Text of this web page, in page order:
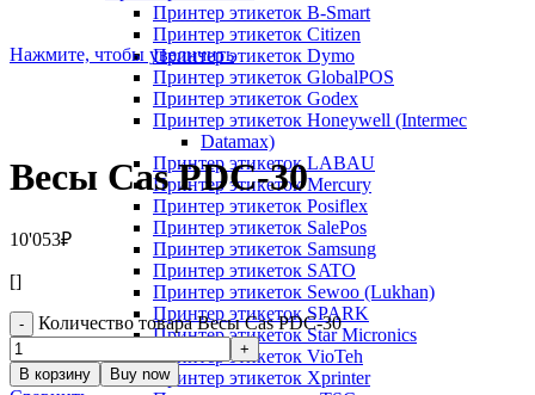
Принтер этикеток B-Smart
Принтер этикеток Citizen
Принтер этикеток Dymo
Принтер этикеток GlobalPOS
Принтер этикеток Godex
Принтер этикеток Honeywell (Intermec
Datamax)
Принтер этикеток LABAU
Принтер этикеток Mercury
Принтер этикеток Posiflex
Принтер этикеток SalePos
Принтер этикеток Samsung
Принтер этикеток SATO
Принтер этикеток Sewoo (Lukhan)
Принтер этикеток SPARK
Принтер этикеток Star Micronics
Принтер этикеток VioTeh
Принтер этикеток Xprinter
Нажмите, чтобы увеличить
Весы Cas PDC-30
10'053₽
[]
Количество товара Весы Cas PDC-30
В корзину Buy now